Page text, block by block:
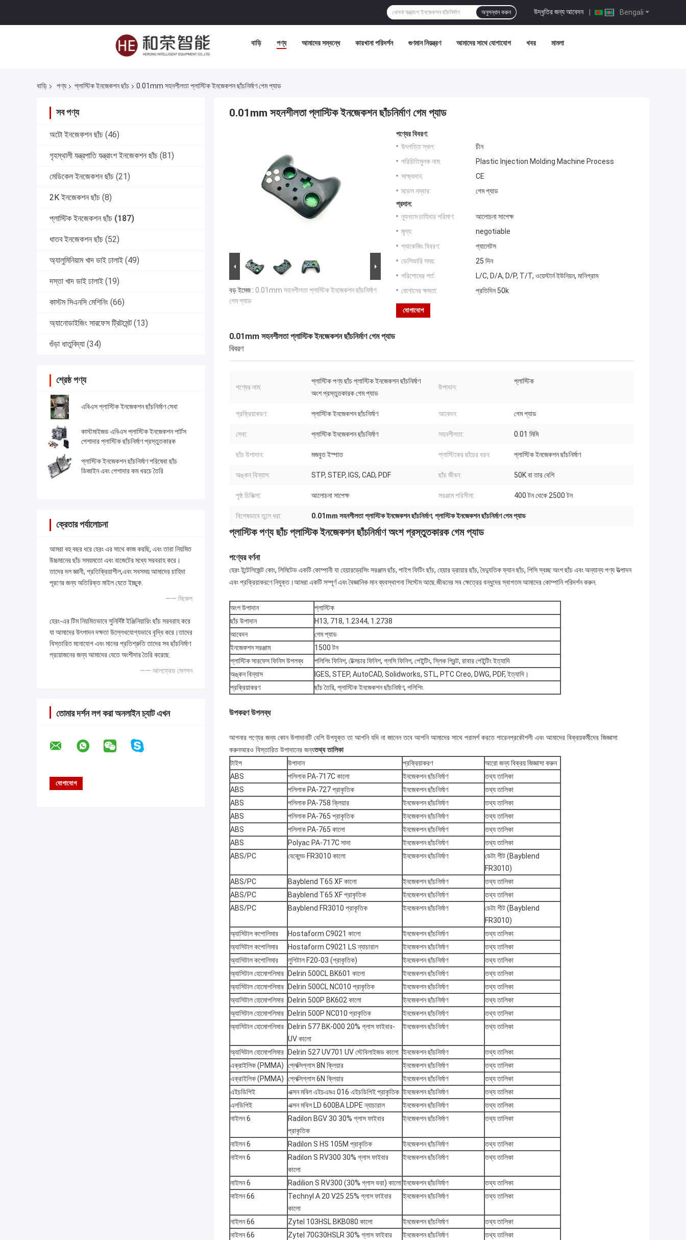
Bengali
উদ্ধৃতির জন্য আবেদন |
অনুসন্ধান করুন
বাড়ি পণ্য আমাদের সম্বন্ধে কারখানা পরিদর্শন গুণমান নিয়ন্ত্রণ আমাদের সাথে যোগাযোগ খবর মামলা
বাড়ি পণ্য প্লাস্টিক ইনজেকশন ছাঁচ 0.01mm সহনশীলতা প্লাস্টিক ইনজেকশন ছাঁচনির্মাণ গেম প্যাড
সব পণ্য
অটো ইনজেকশন ছাঁচ (46)
গৃহস্থালী যন্ত্রপাতি যন্ত্রাংশ ইনজেকশন ছাঁচ (81)
মেডিকেল ইনজেকশন ছাঁচ (21)
2K ইনজেকশন ছাঁচ (8)
প্লাস্টিক ইনজেকশন ছাঁচ (187)
ধাতব ইনজেকশন ছাঁচ (52)
অ্যালুমিনিয়াম খাদ ডাই ঢালাই (49)
দস্তা খাদ ডাই ঢালাই (19)
কাস্টম সিএনসি মেশিনিং (66)
অ্যানোডাইজিং সারফেস ট্রিটমেন্ট (13)
গুঁড়া ধাতুবিদ্যা (34)
শ্রেষ্ঠ পণ্য
এবিএস প্লাস্টিক ইনজেকশন ছাঁচনির্মাণ সেবা
কাস্টমাইজড এবিএস প্লাস্টিক ইনজেকশন পার্টস
পেশাদার প্লাস্টিক ছাঁচনির্মাণ প্রস্তুতকারক
প্লাস্টিক ইনজেকশন ছাঁচনির্মাণ পরিষেবা ছাঁচ
ডিজাইন এবং পেশাদার কম খরচে তৈরি
ক্রেতার পর্যালোচনা
আমরা বহু বছর ধরে হেরং এর সাথে কাজ করছি, এবং তারা নিয়মিত
উচ্চমানের ছাঁচ সময়মতো এবং বাজেটের মধ্যে সরবরাহ করে।
তাদের দল জ্ঞানী, প্রতিক্রিয়াশীল,এবং সবসময় আমাদের চাহিদা
পূরণের জন্য অতিরিক্ত মাইল যেতে ইচ্ছুক.
—— মিকেল
হেরং-এর টিম নিয়মিতভাবে সুনির্দিষ্ট ইঞ্জিনিয়ারিং ছাঁচ সরবরাহ করে
যা আমাদের উৎপাদন দক্ষতা উল্লেখযোগ্যভাবে বৃদ্ধি করে।তাদের
বিস্তারিত মনোযোগ এবং মানের প্রতিশ্রুতি তাদের সব ছাঁচনির্মাণ
প্রয়োজনের জন্য আমাদের যেতে অংশীদার তৈরি করেছে.
—— আলফ্রেড মেলসন
তোমার দর্শন লগ করা অনলাইন চ্যাট এখন
0.01mm সহনশীলতা প্লাস্টিক ইনজেকশন ছাঁচনির্মাণ গেম প্যাড
বড় ইমেজ : 0.01mm সহনশীলতা প্লাস্টিক ইনজেকশন ছাঁচনির্মাণ
গেম প্যাড
পণ্যের বিবরণ:
উৎপত্তি স্থল:
চীন
পরিচিতিমুলক নাম:
Plastic Injection Molding Machine Process
সাক্ষ্যদান:
CE
মডেল নম্বার:
গেম প্যাড
প্রদান:
ন্যূনতম চাহিদার পরিমাণ:
আলোচনা সাপেক্ষ
মূল্য:
negotiable
প্যাকেজিং বিবরণ:
প্যালেটস
ডেলিভারি সময়:
25 দিন
পরিশোধের শর্ত:
L/C, D/A, D/P, T/T, ওয়েস্টার্ন ইউনিয়ন, মানিগ্রাম
যোগানের ক্ষমতা:
প্রতিদিন 50k
যোগাযোগ
0.01mm সহনশীলতা প্লাস্টিক ইনজেকশন ছাঁচনির্মাণ গেম প্যাড
বিবরণ
পণ্যের নাম:
প্লাস্টিক পণ্য ছাঁচ প্লাস্টিক ইনজেকশন ছাঁচনির্মাণ
অংশ প্রস্তুতকারক গেম প্যাড
উপাদান:
প্লাস্টিক
প্রক্রিয়াকরণ: প্লাস্টিক ইনজেকশন ছাঁচনির্মাণ আবেদন: গেম প্যাড
সেবা: প্লাস্টিক ইনজেকশন ছাঁচনির্মাণ সহনশীলতা: 0.01 মিমি
ছাঁচ উপাদান: মজবুত ইস্পাত প্লাস্টিকের ছাঁচের ধরন: প্লাস্টিক ইনজেকশন ছাঁচনির্মাণ
অঙ্কন বিন্যাস: STP, STEP, IGS, CAD, PDF ছাঁচ জীবন: 50K বা তার বেশি
পৃষ্ঠ চিকিত্সা: আলোচনা সাপেক্ষ সরঞ্জাম পরিসীমা: 400 টন থেকে 2500 টন
বিশেষভাবে তুলে ধরা: 0.01mm সহনশীলতা প্লাস্টিক ইনজেকশন ছাঁচনির্মাণ, প্লাস্টিক ইনজেকশন ছাঁচনির্মাণ গেম প্যাড
প্লাস্টিক পণ্য ছাঁচ প্লাস্টিক ইনজেকশন ছাঁচনির্মাণ অংশ প্রস্তুতকারক গেম প্যাড
পণ্যের বর্ণনা
হেরং ইন্টেলিজেন্ট কোং, লিমিটেড একটি কোম্পানী যা হেয়ারড্রেসিং সরঞ্জাম ছাঁচ, পাইপ ফিটিং ছাঁচ, হেয়ার ড্রায়ার ছাঁচ, বৈদ্যুতিক ফ্যান ছাঁচ, পিসি স্বচ্ছ অংশ ছাঁচ এবং অন্যান্য পণ্য উত্পাদন
এবং প্রক্রিয়াকরণে নিযুক্ত।আমরা একটি সম্পূর্ণ এবং বৈজ্ঞানিক মান ব্যবস্থাপনা সিস্টেম আছে.জীবনের সব ক্ষেত্রের বন্ধুদের স্বাগতম আমাদের কোম্পানি পরিদর্শন করুন.
অংশ উপাদান
প্লাস্টিক
ছাঁচ উপাদান
H13, 718, 1.2344, 1.2738
আবেদন
গেম প্যাড
ইনজেকশন সরঞ্জাম
1500 টন
প্লাস্টিক সারফেস ফিনিস উপলব্ধ
পলিশিং ফিনিশ, টেক্সচার ফিনিশ, গ্লসি ফিনিশ, পেইন্টিং, স্লিক প্রিন্ট, রাবার পেইন্টিং ইত্যাদি
অঙ্কন বিন্যাস
IGES, STEP, AutoCAD, Solidworks, STL, PTC Creo, DWG, PDF, ইত্যাদি।
প্রক্রিয়াকরণ
ছাঁচ তৈরি, প্লাস্টিক ইনজেকশন ছাঁচনির্মাণ, পলিশিং
উপকরণ উপলব্ধ
আপনার পণ্যের জন্য কোন উপাদানটি বেশি উপযুক্ত তা আপনি যদি না জানেন তবে আপনি আমাদের সাথে পরামর্শ করতে পারেনপ্রকৌশলী এবং আমাদের বিক্রয়কর্মীদের জিজ্ঞাসা
করুনআরও বিস্তারিত উপাদানের জন্যতথ্য তালিকা
টাইপ
উপাদান প্রক্রিয়াকরণ
আরো জন্য বিক্রয় জিজ্ঞাসা করুন
ABS
পলিলাক PA-717C কালো ইনজেকশন ছাঁচনির্মাণ
তথ্য তালিকা
ABS
পলিলাক PA-727 প্রাকৃতিক ইনজেকশন ছাঁচনির্মাণ
তথ্য তালিকা
ABS
পলিলাক PA-758 ক্লিয়ার ইনজেকশন ছাঁচনির্মাণ
তথ্য তালিকা
ABS
পলিলাক PA-765 প্রাকৃতিক ইনজেকশন ছাঁচনির্মাণ
তথ্য তালিকা
ABS
পলিলাক PA-765 কালো ইনজেকশন ছাঁচনির্মাণ
তথ্য তালিকা
ABS
Polyac PA-717C সাদা ইনজেকশন ছাঁচনির্মাণ
তথ্য তালিকা
ABS/PC
বেব্লেন্ড FR3010 কালো ইনজেকশন ছাঁচনির্মাণ
ডেটা শীট (Bayblend
FR3010)
ABS/PC
Bayblend T65 XF কালো ইনজেকশন ছাঁচনির্মাণ
তথ্য তালিকা
ABS/PC
Bayblend T65 XF প্রাকৃতিক ইনজেকশন ছাঁচনির্মাণ
তথ্য তালিকা
ABS/PC
Bayblend FR3010 প্রাকৃতিক ইনজেকশন ছাঁচনির্মাণ
ডেটা শীট (Bayblend
FR3010)
অ্যাসিটাল কপোলিমার
Hostaform C9021 কালো ইনজেকশন ছাঁচনির্মাণ
তথ্য তালিকা
অ্যাসিটাল কপোলিমার
Hostaform C9021 LS ন্যাচারাল ইনজেকশন ছাঁচনির্মাণ
তথ্য তালিকা
অ্যাসিটাল কপোলিমার
লুপিটাল F20-03 (প্রাকৃতিক) ইনজেকশন ছাঁচনির্মাণ
তথ্য তালিকা
অ্যাসিটাল হোমোপলিমার
Delrin 500CL BK601 কালো ইনজেকশন ছাঁচনির্মাণ
তথ্য তালিকা
অ্যাসিটাল হোমোপলিমার
Delrin 500CL NC010 প্রাকৃতিক ইনজেকশন ছাঁচনির্মাণ
তথ্য তালিকা
অ্যাসিটাল হোমোপলিমার
Delrin 500P BK602 কালো ইনজেকশন ছাঁচনির্মাণ
তথ্য তালিকা
অ্যাসিটাল হোমোপলিমার
Delrin 500P NC010 প্রাকৃতিক ইনজেকশন ছাঁচনির্মাণ
তথ্য তালিকা
অ্যাসিটাল হোমোপলিমার
Delrin 577 BK-000 20% গ্লাস ফাইবার-
UV কালো
ইনজেকশন ছাঁচনির্মাণ তথ্য তালিকা
অ্যাসিটাল হোমোপলিমার Delrin 527 UV701 UV স্টেবিলাইজড কালো ইনজেকশন ছাঁচনির্মাণ
তথ্য তালিকা
এক্রাইলিক (PMMA) প্লেক্সিগ্লাস 8N ক্লিয়ার ইনজেকশন ছাঁচনির্মাণ
তথ্য তালিকা
এক্রাইলিক (PMMA) প্লেক্সিগ্লাস 6N ক্লিয়ার ইনজেকশন ছাঁচনির্মাণ
তথ্য তালিকা
এইচডিপিই
এক্সন মবিল এইচএমএ 016 এইচডিপিই প্রাকৃতিক ইনজেকশন ছাঁচনির্মাণ
তথ্য তালিকা
এলডিপিই
এক্সন মবিল LD 600BA LDPE ন্যাচারাল ইনজেকশন ছাঁচনির্মাণ
তথ্য তালিকা
নাইলন 6
Radilon BGV 30 30% গ্লাস ফাইবার
প্রাকৃতিক
ইনজেকশন ছাঁচনির্মাণ তথ্য তালিকা
নাইলন 6 Radilon S HS 105M প্রাকৃতিক ইনজেকশন ছাঁচনির্মাণ
তথ্য তালিকা
নাইলন 6
Radilon S RV300 30% গ্লাস ফাইবার
কালো
ইনজেকশন ছাঁচনির্মাণ তথ্য তালিকা
নাইলন 6 Radilion S RV300 (30% গ্লাস ভরা) কালোইনজেকশন ছাঁচনির্মাণ
তথ্য তালিকা
নাইলন 66
Technyl A 20 V25 25% গ্লাস ফাইবার
কালো
ইনজেকশন ছাঁচনির্মাণ তথ্য তালিকা
নাইলন 66 Zytel 103HSL BKB080 কালো ইনজেকশন ছাঁচনির্মাণ
তথ্য তালিকা
নাইলন 66
Zytel 70G30HSLR 30% গ্লাস ফাইবার
ইনজেকশন ছাঁচনির্মাণ তথ্য তালিকা